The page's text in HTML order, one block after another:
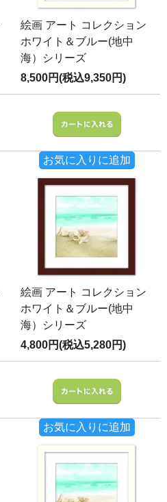
絵画 アート コレクション
ホワイト＆ブルー(地中
海）シリーズ
8,500円(税込9,350円)
お気に入りに追加
絵画 アート コレクション
ホワイト＆ブルー(地中
海）シリーズ
4,800円(税込5,280円)
お気に入りに追加